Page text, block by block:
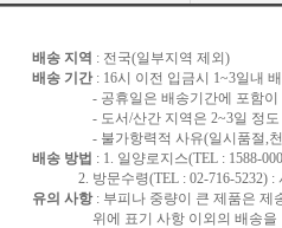
배송 지역 : 전국(일부지역 제외)
배송 기간 : 16시 이전 입금시 1~3일내
- 공휴일은 배송기간에 포함이
- 도서/산간 지역은 2~3일 정도
- 불가항력적 사유(일시품절,천재
배송 방법 : 1. 일양로지스(TEL : 1588-
2. 방문수령(TEL : 02-716-5232) :
유의 사항: 부피나 중량이 큰 제품은 제
위에 표기 사항 이외의 배송을 원